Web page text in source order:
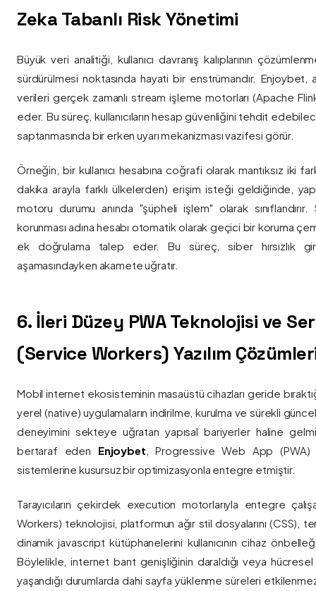
Zeka Tabanlı Risk Yönetimi
Büyük veri analitiği, kullanıcı davranış kalıplarının
sürdürülmesi noktasında hayati bir enstrümandır. Enjoybet,
verileri gerçek zamanlı stream işleme motorları (Apache Flink
eder. Bu süreç, kullanıcıların hesap güvenliğini tehdit
saptanmasında bir erken uyarı mekanizması vazifesi görür.
Örneğin, bir kullanıcı hesabına coğrafi olarak mantıksız iki
dakika arayla farklı ülkelerden) erişim isteği geldiğinde,
motoru durumu anında "şüpheli işlem" olarak sınıflandırır.
korunması adına hesabı otomatik olarak geçici bir koruma
ek doğrulama talep eder. Bu süreç, siber hırsızlık
aşamasındayken akamete uğratır.
6. İleri Düzey PWA Teknolojisi ve
(Service Workers) Yazılım
Mobil internet ekosisteminin masaüstü cihazları geride
yerel (native) uygulamaların indirilme, kurulma ve sürekli
deneyimini sekteye uğratan yapısal bariyerler haline
bertaraf eden Enjoybet , Progressive Web App (PWA)
sistemlerine kusursuz bir optimizasyonla entegre etmiştir.
Tarayıcıların çekirdek execution motorlarıyla entegre
Workers) teknolojisi, platformun ağır stil dosyalarını (CSS),
dinamik javascript kütüphanelerini kullanıcının cihaz
Böylelikle, internet bant genişliğinin daraldığı veya
yaşandığı durumlarda dahi sayfa yüklenme süreleri